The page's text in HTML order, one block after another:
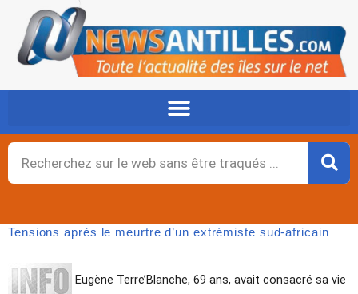
contenu
Rechercher
Tensions après le meurtre d’un extrémiste sud-africain
Eugène Terre’Blanche, 69 ans, avait consacré sa vie